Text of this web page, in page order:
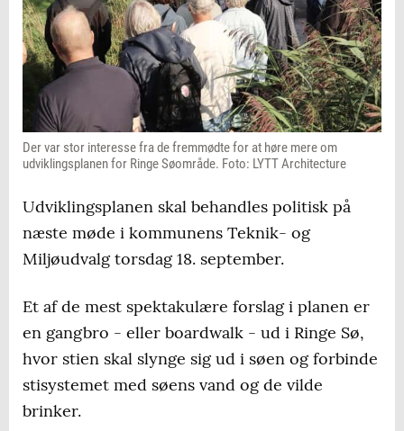
Der var stor interesse fra de fremmødte for at høre mere om
udviklingsplanen for Ringe Søområde. Foto: LYTT Architecture
Udviklingsplanen skal behandles politisk på
næste møde i kommunens Teknik- og
Miljøudvalg torsdag 18. september.
Et af de mest spektakulære forslag i planen er
en gangbro - eller boardwalk - ud i Ringe Sø,
hvor stien skal slynge sig ud i søen og forbinde
stisystemet med søens vand og de vilde
brinker.